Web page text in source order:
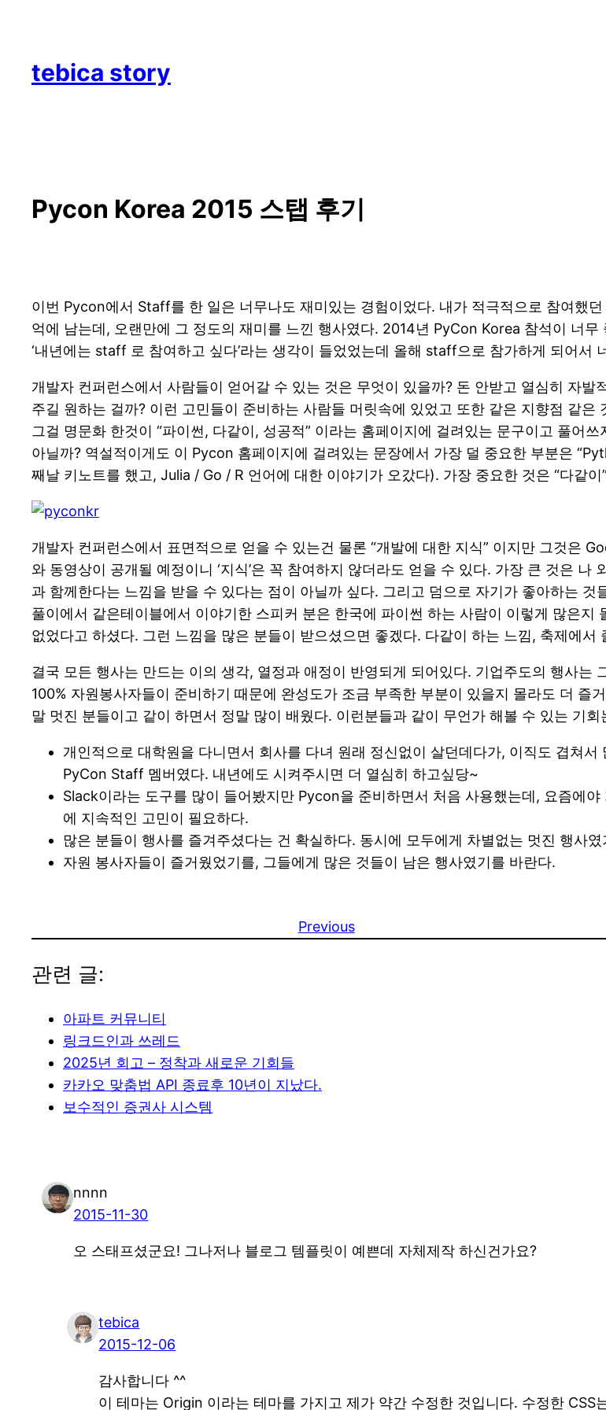
content
tebica story
Pycon Korea 2015 스탭 후기
이번 Pycon에서 Staff를 한 일은 너무나도 재미있는 경험이었다. 내가 적극적으로 참여했
억에 남는데, 오랜만에 그 정도의 재미를 느낀 행사였다. 2014년 PyCon Korea 참석이 너
‘내년에는 staff 로 참여하고 싶다’라는 생각이 들었었는데 올해 staff으로 참가하게 되어서
개발자 컨퍼런스에서 사람들이 얻어갈 수 있는 것은 무엇이 있을까? 돈 안받고 열심히 자
주길 원하는 걸까? 이런 고민들이 준비하는 사람들 머릿속에 있었고 또한 같은 지향점 같은
그걸 명문화 한것이 “파이썬, 다같이, 성공적” 이라는 홈페이지에 걸려있는 문구이고 풀어
아닐까? 역설적이게도 이 Pycon 홈페이지에 걸려있는 문장에서 가장 덜 중요한 부분은
째날 키노트를 했고, Julia / Go / R 언어에 대한 이야기가 오갔다). 가장 중요한 것은 “다같
개발자 컨퍼런스에서 표면적으로 얻을 수 있는건 물론 “개발에 대한 지식” 이지만 그것은
와 동영상이 공개될 예정이니 ‘지식’은 꼭 참여하지 않더라도 얻을 수 있다. 가장 큰 것은
과 함께한다는 느낌을 받을 수 있다는 점이 아닐까 싶다. 그리고 덤으로 자기가 좋아하는
풀이에서 같은테이블에서 이야기한 스피커 분은 한국에 파이썬 하는 사람이 이렇게 많은
없었다고 하셨다. 그런 느낌을 많은 분들이 받으셨으면 좋겠다. 다같이 하는 느낌, 축제에서
결국 모든 행사는 만드는 이의 생각, 열정과 애정이 반영되게 되어있다. 기업주도의 행사
100% 자원봉사자들이 준비하기 때문에 완성도가 조금 부족한 부분이 있을지 몰라도 더
말 멋진 분들이고 같이 하면서 정말 많이 배웠다. 이런분들과 같이 무언가 해볼 수 있는 기
개인적으로 대학원을 다니면서 회사를 다녀 원래 정신없이 살던데다가, 이직도 겹쳐
PyCon Staff 멤버였다. 내년에도 시켜주시면 더 열심히 하고싶당~
Slack이라는 도구를 많이 들어봤지만 Pycon을 준비하면서 처음 사용했는데, 요즘에
에 지속적인 고민이 필요하다.
많은 분들이 행사를 즐겨주셨다는 건 확실하다. 동시에 모두에게 차별없는 멋진 행사였
자원 봉사자들이 즐거웠었기를, 그들에게 많은 것들이 남은 행사였기를 바란다.
Previous
관련 글:
아파트 커뮤니티
링크드인과 쓰레드
2025년 회고 – 정착과 새로운 기회들
카카오 맞춤법 API 종료후 10년이 지났다.
보수적인 증권사 시스템
nnnn
2015-11-30
오 스태프셨군요! 그나저나 블로그 템플릿이 예쁜데 자체제작 하신건가요?
tebica
2015-12-06
감사합니다 ^^
이 테마는 Origin 이라는 테마를 가지고 제가 약간 수정한 것입니다. 수정한 CSS